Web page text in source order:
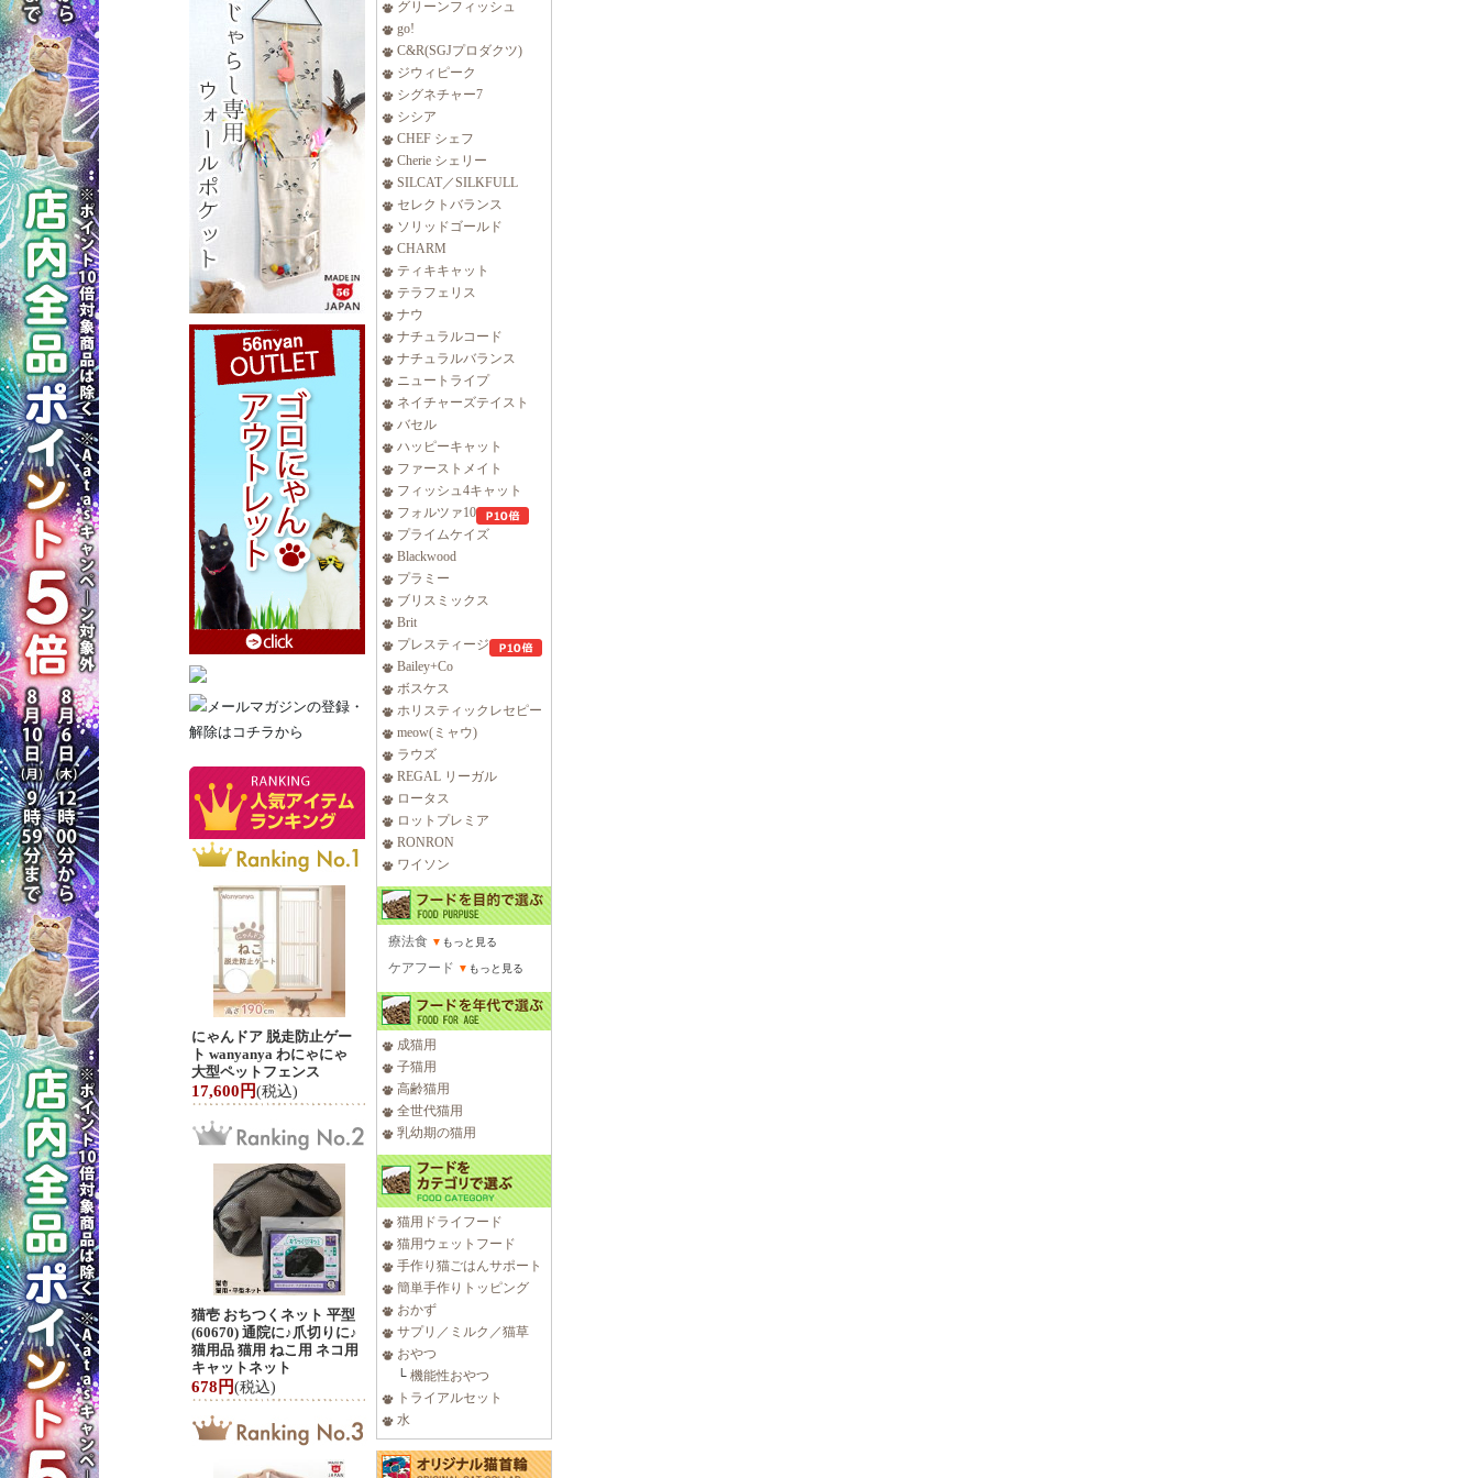
にゃんドア 脱走防止ゲー
ト wanyanya わにゃにゃ
大型ペットフェンス
17,600円(税込)
猫壱 おちつくネット 平型
(60670) 通院に♪爪切りに♪
猫用品 猫用 ねこ用 ネコ用
キャットネット
678円(税込)
グリーンフィッシュ
go!
C&R(SGJプロダクツ)
ジウィピーク
シグネチャー7
シシア
CHEF シェフ
Cherie シェリー
SILCAT／SILKFULL
セレクトバランス
ソリッドゴールド
CHARM
ティキキャット
テラフェリス
ナウ
ナチュラルコード
ナチュラルバランス
ニュートライプ
ネイチャーズテイスト
バセル
ハッピーキャット
ファーストメイト
フィッシュ4キャット
フォルツァ10
プライムケイズ
Blackwood
プラミー
ブリスミックス
Brit
プレスティージ
Bailey+Co
ボスケス
ホリスティックレセピー
meow(ミャウ)
ラウズ
REGAL リーガル
ロータス
ロットプレミア
RONRON
ワイソン
療法食 ▼ もっと見る
ケアフード ▼ もっと見る
成猫用
子猫用
高齢猫用
全世代猫用
乳幼期の猫用
猫用ドライフード
猫用ウェットフード
手作り猫ごはんサポート
簡単手作りトッピング
おかず
サプリ／ミルク／猫草
おやつ
└ 機能性おやつ
トライアルセット
水